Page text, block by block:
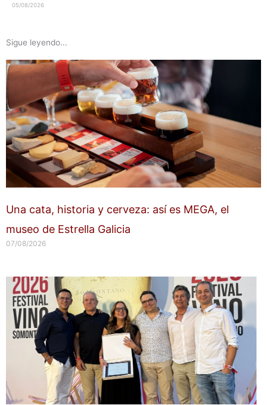
05/08/2026
Sigue leyendo...
Una cata, historia y cerveza: así es MEGA, el
museo de Estrella Galicia
07/08/2026